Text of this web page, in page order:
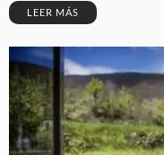
LEER MÁS